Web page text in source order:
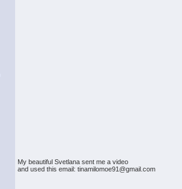
My beautiful Svetlana sent me a video
and used this email: tinamilomoe91@gmail.com